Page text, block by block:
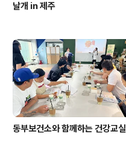
날개 in 제주
동부보건소와 함께하는 건강교실